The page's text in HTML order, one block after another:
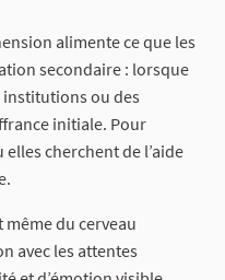
alimente ce que les
secondaire : lorsque
institutions ou des
initiale. Pour
cherchent de l’aide
du cerveau
avec les attentes